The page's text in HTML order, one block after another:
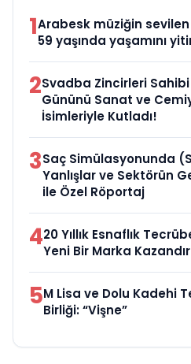
1Arabesk müziğin
59 yaşında yaşamını
2Svadba Zincirleri
Gününü Sanat ve
İsimleriyle Kutladı!
3Saç Simülasyonunda
Yanlışlar ve Sektörün
ile Özel Röportaj
420 Yıllık Esnaflık
Yeni Bir Marka
5M Lisa ve Dolu Kadehi
Birliği: “Vişne”